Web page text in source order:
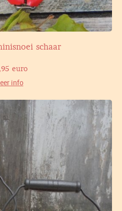
schaar
euro
info